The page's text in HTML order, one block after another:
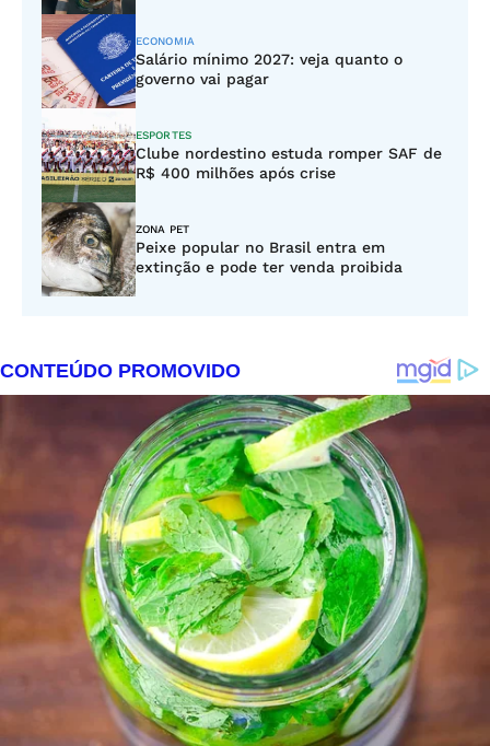
ECONOMIA
Salário mínimo 2027: veja quanto o
governo vai pagar
ESPORTES
Clube nordestino estuda romper SAF de
R$ 400 milhões após crise
ZONA PET
Peixe popular no Brasil entra em
extinção e pode ter venda proibida